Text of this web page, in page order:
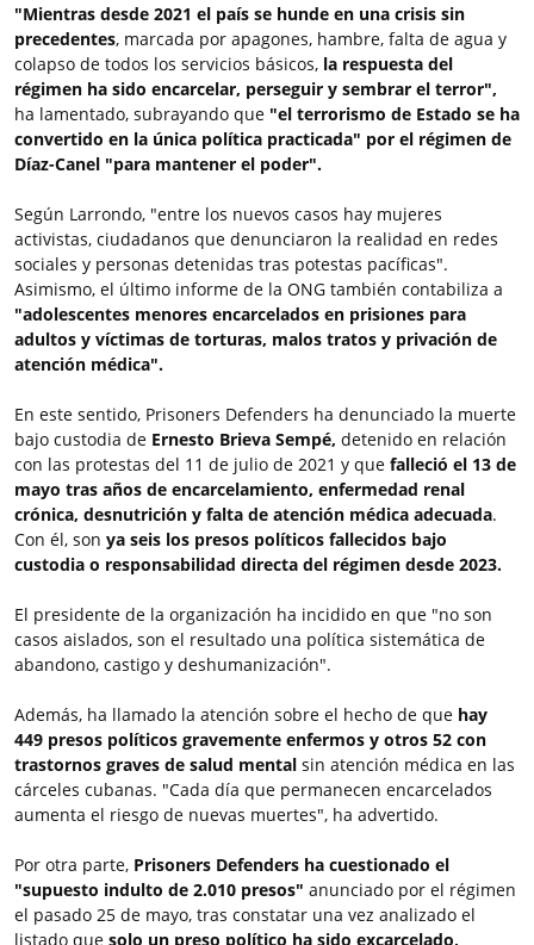
"Mientras desde 2021 el país se hunde en una crisis sin
precedentes, marcada por apagones, hambre, falta de agua y
colapso de todos los servicios básicos, la respuesta del
régimen ha sido encarcelar, perseguir y sembrar el terror",
ha lamentado, subrayando que "el terrorismo de Estado se ha
convertido en la única política practicada" por el régimen de
Díaz-Canel "para mantener el poder".
Según Larrondo, "entre los nuevos casos hay mujeres
activistas, ciudadanos que denunciaron la realidad en redes
sociales y personas detenidas tras potestas pacíficas".
Asimismo, el último informe de la ONG también contabiliza a
"adolescentes menores encarcelados en prisiones para
adultos y víctimas de torturas, malos tratos y privación de
atención médica".
En este sentido, Prisoners Defenders ha denunciado la muerte
bajo custodia de Ernesto Brieva Sempé, detenido en relación
con las protestas del 11 de julio de 2021 y que falleció el 13 de
mayo tras años de encarcelamiento, enfermedad renal
crónica, desnutrición y falta de atención médica adecuada.
Con él, son ya seis los presos políticos fallecidos bajo
custodia o responsabilidad directa del régimen desde 2023.
El presidente de la organización ha incidido en que "no son
casos aislados, son el resultado una política sistemática de
abandono, castigo y deshumanización".
Además, ha llamado la atención sobre el hecho de que hay
449 presos políticos gravemente enfermos y otros 52 con
trastornos graves de salud mental sin atención médica en las
cárceles cubanas. "Cada día que permanecen encarcelados
aumenta el riesgo de nuevas muertes", ha advertido.
Por otra parte, Prisoners Defenders ha cuestionado el
"supuesto indulto de 2.010 presos" anunciado por el régimen
el pasado 25 de mayo, tras constatar una vez analizado el
listado que solo un preso político ha sido excarcelado,